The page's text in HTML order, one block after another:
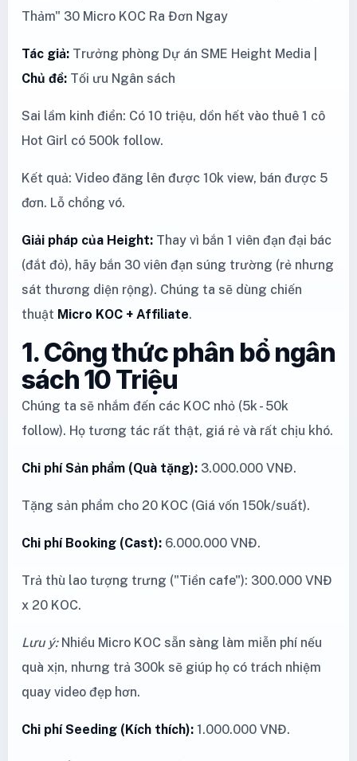
Thảm" 30 Micro KOC Ra Đơn Ngay
Tác giả: Trưởng phòng Dự án SME Height Media |
Chủ đề: Tối ưu Ngân sách
Sai lầm kinh điển: Có 10 triệu, dồn hết vào thuê 1 cô
Hot Girl có 500k follow.
Kết quả: Video đăng lên được 10k view, bán được 5
đơn. Lỗ chổng vó.
Giải pháp của Height: Thay vì bắn 1 viên đạn đại bác
(đắt đỏ), hãy bắn 30 viên đạn súng trường (rẻ nhưng
sát thương diện rộng). Chúng ta sẽ dùng chiến
thuật Micro KOC + Affiliate.
1. Công thức phân bổ ngân
sách 10 Triệu
Chúng ta sẽ nhắm đến các KOC nhỏ (5k - 50k
follow). Họ tương tác rất thật, giá rẻ và rất chịu khó.
Chi phí Sản phẩm (Quà tặng): 3.000.000 VNĐ.
Tặng sản phẩm cho 20 KOC (Giá vốn 150k/suất).
Chi phí Booking (Cast): 6.000.000 VNĐ.
Trả thù lao tượng trưng ("Tiền cafe"): 300.000 VNĐ
x 20 KOC.
Lưu ý:Nhiều Micro KOC sẵn sàng làm miễn phí nếu
quà xịn, nhưng trả 300k sẽ giúp họ có trách nhiệm
quay video đẹp hơn.
Chi phí Seeding (Kích thích): 1.000.000 VNĐ.